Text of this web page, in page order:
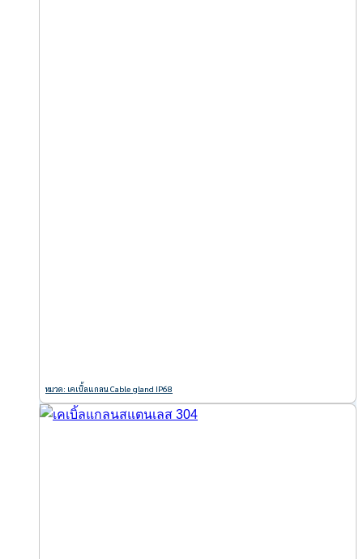
หมวด: เคเบิ้ลแกลน Cable gland IP68